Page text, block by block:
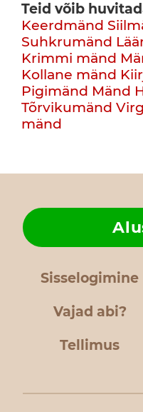
Teid võib
Keerdmänd
Suhkrumänd
Krimmi mänd
Kollane mänd
Pigimänd Mänd
Tõrvikumänd
mänd
Sisselogimine
Vajad abi?
Tellimus